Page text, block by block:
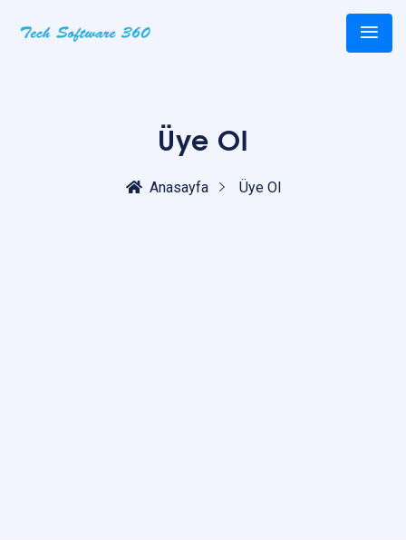
Üye Ol
Anasayfa Üye Ol